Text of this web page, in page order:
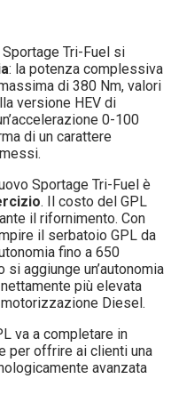
Tri-Fuel si
: la potenza complessiva
di 380 Nm, valori
versione HEV di
0-100
di un carattere
Sportage Tri-Fuel è
. Il costo del GPL
il rifornimento. Con
il serbatoio GPL da
fino a 650
aggiunge un’autonomia
più elevata
Diesel.
va a completare in
per offrire ai clienti una
avanzata